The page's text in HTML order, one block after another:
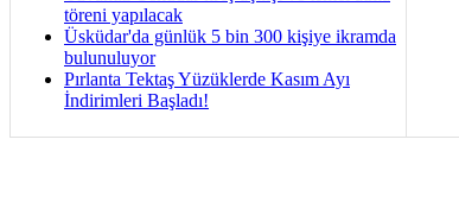
töreni yapılacak
Üsküdar'da günlük 5 bin 300 kişiye ikramda
bulunuluyor
Pırlanta Tektaş Yüzüklerde Kasım Ayı
İndirimleri Başladı!